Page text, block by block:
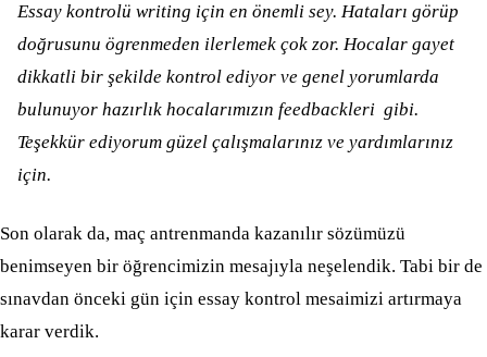
Essay kontrolü writing için en önemli sey. Hataları görüp
doğrusunu ögrenmeden ilerlemek çok zor. Hocalar gayet
dikkatli bir şekilde kontrol ediyor ve genel yorumlarda
bulunuyor hazırlık hocalarımızın feedbackleri gibi.
Teşekkür ediyorum güzel çalışmalarınız ve yardımlarınız
için.
Son olarak da, maç antrenmanda kazanılır sözümüzü
benimseyen bir öğrencimizin mesajıyla neşelendik. Tabi bir de
sınavdan önceki gün için essay kontrol mesaimizi artırmaya
karar verdik.